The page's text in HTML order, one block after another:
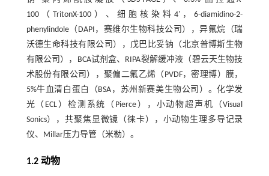
100（TritonX-100）、细胞核染料4'，6-diamidino-2-
phenylindole（DAPI，赛维尔生物科技公司），异氟烷（瑞
沃德生命科技有限公司），戊巴比妥钠（北京普博斯生物
有限公司），BCA试剂盒、RIPA裂解缓冲液（碧云天生物技
术股份有限公司），聚偏二氟乙烯（PVDF，密理博）膜，
5%牛血清白蛋白（BSA，苏州新赛美生物公司）。化学发
光（ECL）检测系统（Pierce），小动物超声机（Visual
Sonics），共聚焦显微镜（徕卡），小动物生理多导记录
仪、Millar压力导管（米勒）。
1.2 动物